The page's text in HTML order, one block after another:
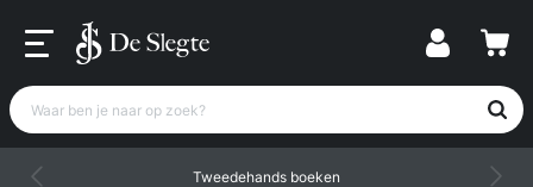
Waar ben je naar op zoek?
Tweedehands boeken